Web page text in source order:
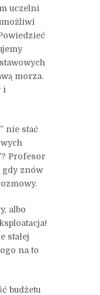
uczelni
morza.
i
nie stać
Profesor
gdy znów
albo
stałej
na to
budżetu